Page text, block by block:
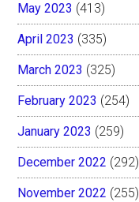
May 2023 (413)
April 2023 (335)
March 2023 (325)
February 2023 (254)
January 2023 (259)
December 2022 (292)
November 2022 (255)